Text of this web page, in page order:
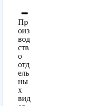
Пр
оиз
вод
ств
о
отд
ель
ны
х
вид